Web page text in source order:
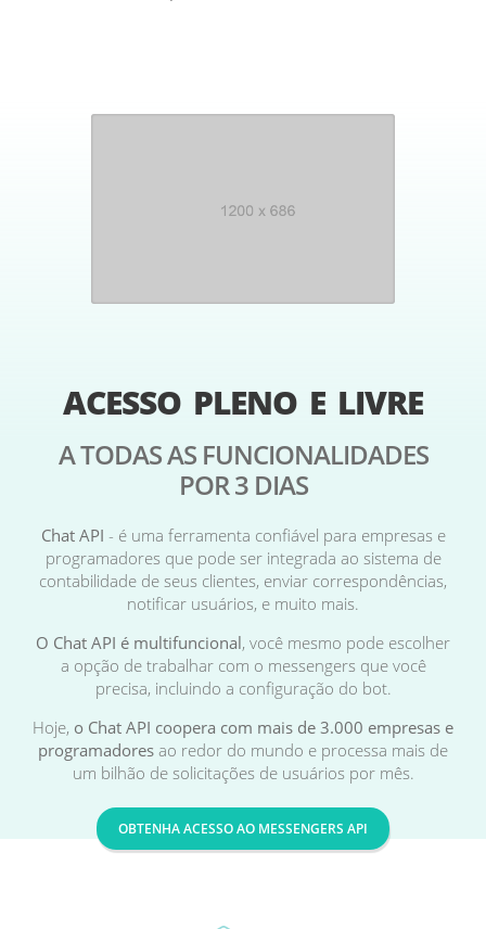
ACESSO PLENO E LIVRE
A TODAS AS FUNCIONALIDADES
POR 3 DIAS
Chat API - é uma ferramenta confiável para empresas e
programadores que pode ser integrada ao sistema de
contabilidade de seus clientes, enviar correspondências,
notificar usuários, e muito mais.
O Chat API é multifuncional, você mesmo pode escolher
a opção de trabalhar com o messengers que você
precisa, incluindo a configuração do bot.
Hoje, o Chat API coopera com mais de 3.000 empresas e
programadores ao redor do mundo e processa mais de
um bilhão de solicitações de usuários por mês.
OBTENHA ACESSO AO MESSENGERS API